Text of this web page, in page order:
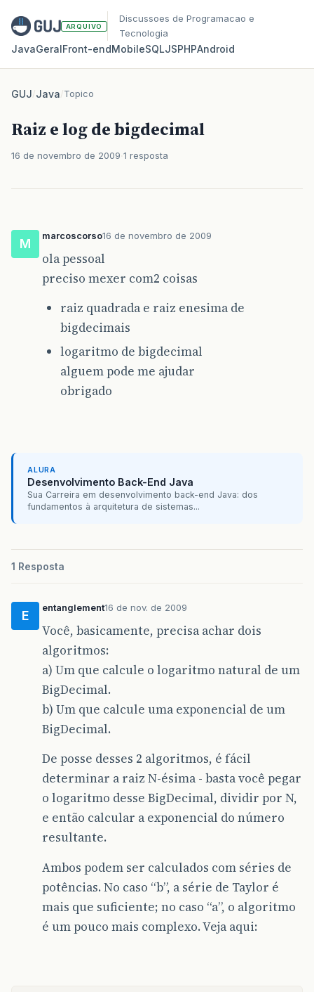
ARQUIVO
Discussoes de Programacao e
Tecnologia
JavaGeralFront‑endMobileSQLJSPHPAndroid
GUJ/Java/Topico
Raiz e log de bigdecimal
16 de novembro de 2009 1 resposta
M
marcoscorso16 de novembro de 2009
ola pessoal
preciso mexer com2 coisas
raiz quadrada e raiz enesima de
bigdecimais
logaritmo de bigdecimal
alguem pode me ajudar
obrigado
ALURA
Desenvolvimento Back-End Java
Sua Carreira em desenvolvimento back-end Java: dos
fundamentos à arquitetura de sistemas...
1 Resposta
E
entanglement16 de nov. de 2009
Você, basicamente, precisa achar dois
algoritmos:
a) Um que calcule o logaritmo natural de um
BigDecimal.
b) Um que calcule uma exponencial de um
BigDecimal.
De posse desses 2 algoritmos, é fácil
determinar a raiz N-ésima - basta você pegar
o logaritmo desse BigDecimal, dividir por N,
e então calcular a exponencial do número
resultante.
Ambos podem ser calculados com séries de
potências. No caso “b”, a série de Taylor é
mais que suficiente; no caso “a”, o algoritmo
é um pouco mais complexo. Veja aqui: